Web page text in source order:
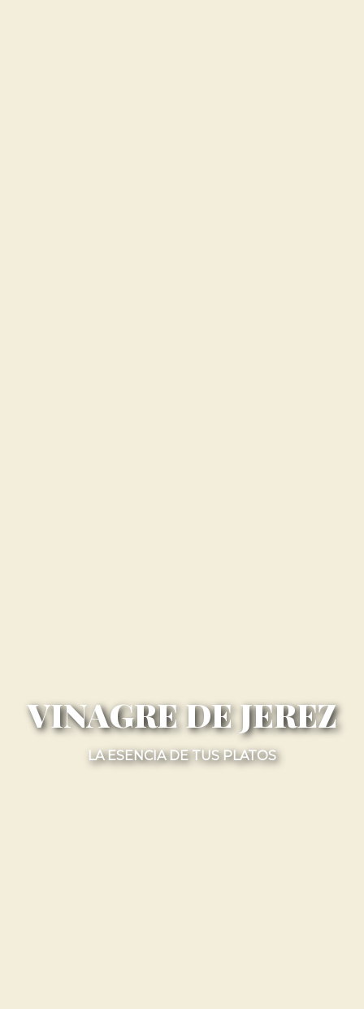
VINAGRE DE JEREZ
LA ESENCIA DE TUS PLATOS